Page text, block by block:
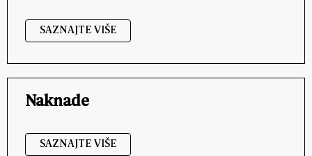
SAZNAJTE VIŠE
Naknade
SAZNAJTE VIŠE